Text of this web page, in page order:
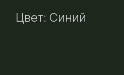
Цвет: Синий